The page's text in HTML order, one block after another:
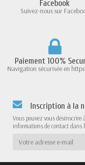
Facebook
Suivez-nous sur
Paiement 100%
Navigation sécurisée en https
Inscription à la
Vous pouvez vous
informations de contact dans